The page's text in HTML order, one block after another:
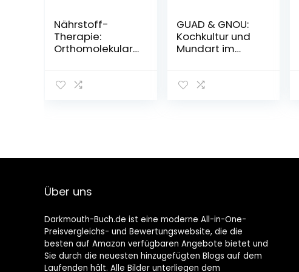
Nährstoff-
Therapie:
Orthomolekular
Hormone:
se aufhalten
GUAD & GNOU:
Kochkultur und
Mundart im
Gebundene
Über uns
Darkmouth-Buch.de ist eine moderne All-in-One-
Preisvergleichs- und Bewertungswebsite, die die
besten auf Amazon verfügbaren Angebote bietet und
Sie durch die neuesten hinzugefügten Blogs auf dem
Laufenden hält. Alle Bilder unterliegen dem